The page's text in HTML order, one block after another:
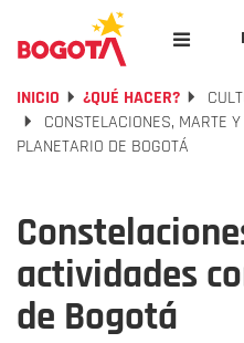
INICIO ¿QUÉ HACER?
CONSTELACIONES, MARTE
PLANETARIO DE BOGOTÁ
actividades
de Bogotá